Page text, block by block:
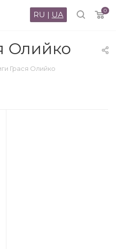
0
RU | UA
Олийко
Грася Олийко